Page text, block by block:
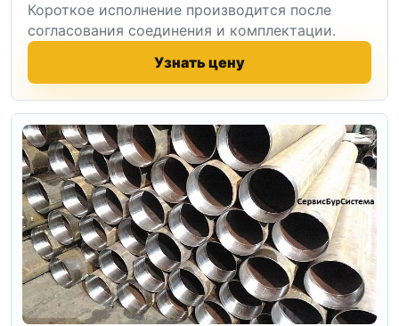
Короткое исполнение производится после
согласования соединения и комплектации.
Узнать цену